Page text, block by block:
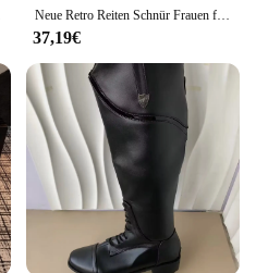
Neue Retro Reiten Schnür Frauen flache Oberschenkel Stiefel Western über dem Knie Stiefel Mode Frauen Schuhe runde Zehen lange Stiefel Winter
37,19€